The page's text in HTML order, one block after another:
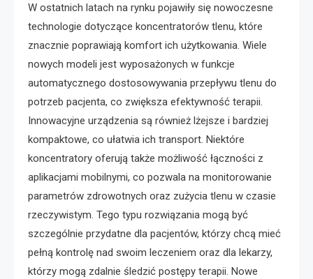
W ostatnich latach na rynku pojawiły się nowoczesne
technologie dotyczące koncentratorów tlenu, które
znacznie poprawiają komfort ich użytkowania. Wiele
nowych modeli jest wyposażonych w funkcje
automatycznego dostosowywania przepływu tlenu do
potrzeb pacjenta, co zwiększa efektywność terapii.
Innowacyjne urządzenia są również lżejsze i bardziej
kompaktowe, co ułatwia ich transport. Niektóre
koncentratory oferują także możliwość łączności z
aplikacjami mobilnymi, co pozwala na monitorowanie
parametrów zdrowotnych oraz zużycia tlenu w czasie
rzeczywistym. Tego typu rozwiązania mogą być
szczególnie przydatne dla pacjentów, którzy chcą mieć
pełną kontrolę nad swoim leczeniem oraz dla lekarzy,
którzy mogą zdalnie śledzić postępy terapii. Nowe